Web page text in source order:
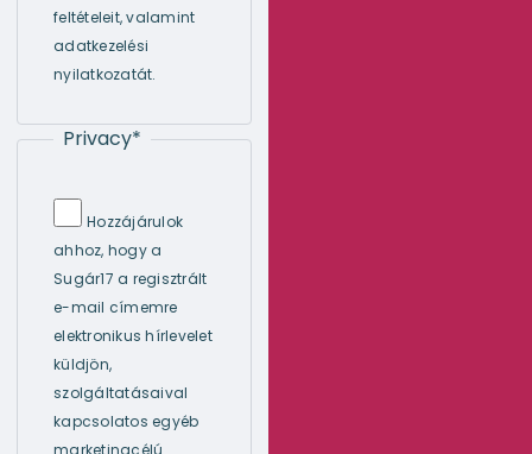
feltételeit, valamint
adatkezelési
nyilatkozatát.
Privacy*
Hozzájárulok
ahhoz, hogy a
Sugár17 a regisztrált
e-mail címemre
elektronikus hírlevelet
küldjön,
szolgáltatásaival
kapcsolatos egyéb
marketingcélú